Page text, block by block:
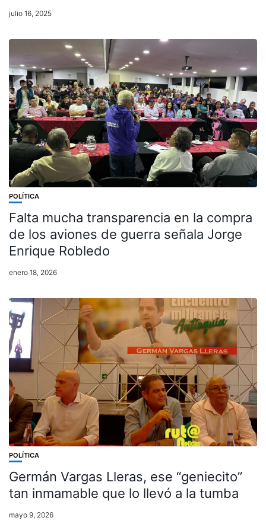
julio 16, 2025
POLÍTICA
Falta mucha transparencia en la compra
de los aviones de guerra señala Jorge
Enrique Robledo
enero 18, 2026
POLÍTICA
Germán Vargas Lleras, ese “geniecito”
tan inmamable que lo llevó a la tumba
mayo 9, 2026